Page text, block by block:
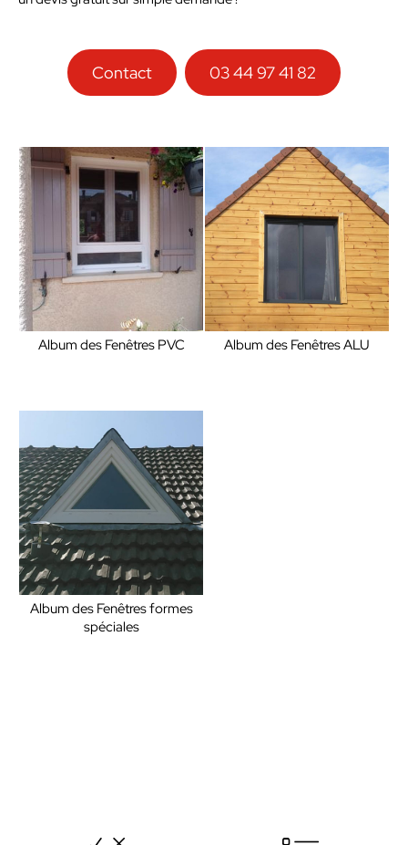
Contact 03 44 97 41 82
Album des Fenêtres PVC Album des Fenêtres ALU
Album des Fenêtres formes
spéciales